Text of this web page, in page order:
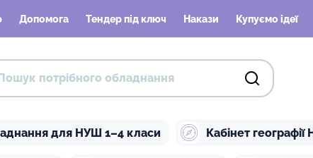
Допомога Тендер під ключ Накази Купуємо ідеї
для НУШ 1–4 класи Кабінет